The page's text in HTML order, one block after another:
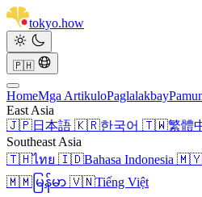
tokyo.how
🇵🇭
HomeMga ArtikuloPaglalakbay
East Asia
🇯🇵日本語 🇰🇷한국어 🇹🇼繁體
Southeast Asia
🇹🇭ไทย 🇮🇩Bahasa Indonesia 🇲🇾
🇲🇲 မြန်မာ 🇻🇳Tiếng Việt